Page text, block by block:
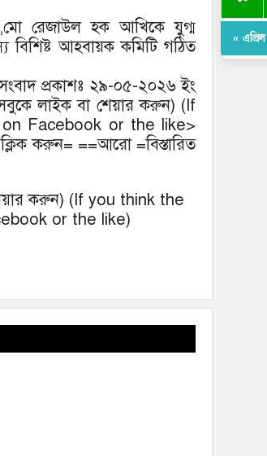
রেজাউল হক আখিকে যুগ্ম
আহবায়ক কমিটি গঠিত
প্রকাশঃ ২৯-০৫-২০২৬ ইং
লাইক বা শেয়ার করুন) (If
Facebook or the like>
করুন= ==আরো =বিস্তারিত
করুন) (If you think the
or the like)
« এপ্রিল